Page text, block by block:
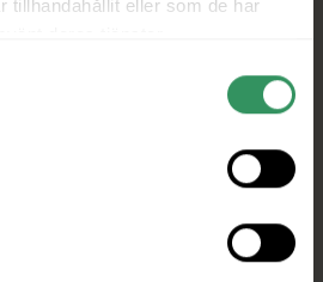
tillhandahållit eller som de har